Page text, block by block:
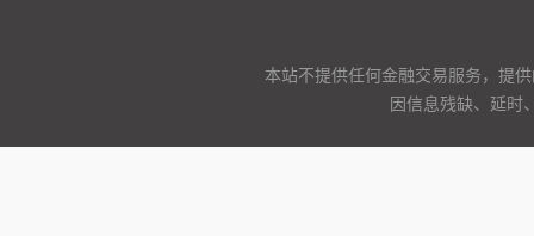
本站不提供任何金融交易服务，提
因信息残缺、延时